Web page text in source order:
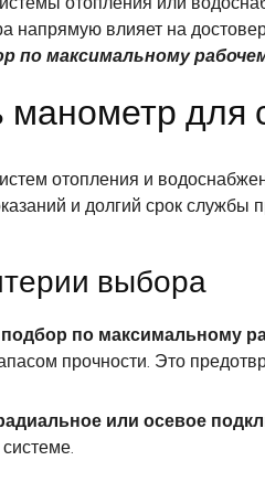
напрямую влияет на
по максимальному
манометр для
отопления и
и долгий срок службы
выбора
подбор по максимальному
прочности. Это
или осевое